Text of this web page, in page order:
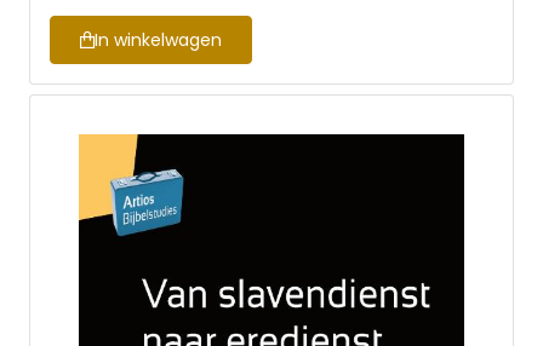
biedt dit boek een eigentijdse gereformeerde visie
op keuzes maken in het licht van Gods leiding. Er
worden handvatten geboden om op een gelovige,
en daarom ontspannen, manier om te gaan met
In winkelwagen